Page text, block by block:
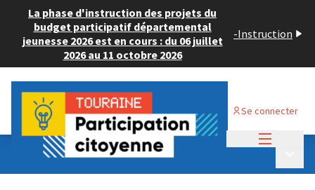
La phase d'instruction des projets du
budget participatif départemental
jeunesse 2026 est en cours : du 06 juillet
2026 au 11 octobre 2026
-Instruction
Se connecter
Budget Participatif JEUNESSE 2024
💡 Consulter les projets déposés